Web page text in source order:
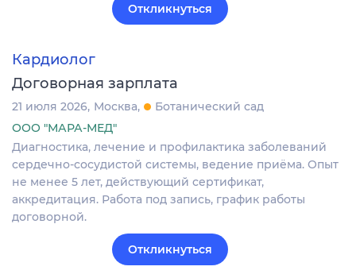
Откликнуться
Кардиолог
Договорная зарплата
21 июля 2026 Москва
Ботанический сад
ООО "МАРА-МЕД"
Диагностика, лечение и профилактика заболеваний
сердечно-сосудистой системы, ведение приёма. Опыт
не менее 5 лет, действующий сертификат,
аккредитация. Работа под запись, график работы
договорной.
Откликнуться